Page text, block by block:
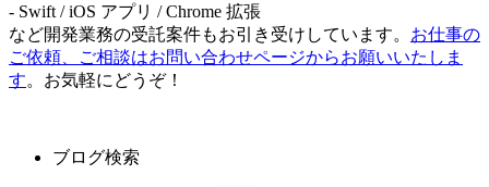
- Swift / iOS アプリ / Chrome 拡張
など開発業務の受託案件もお引き受けしています。 お仕事の
ご依頼、ご相談はお問い合わせページからお願いいたしま
す。お気軽にどうぞ！
ブログ検索